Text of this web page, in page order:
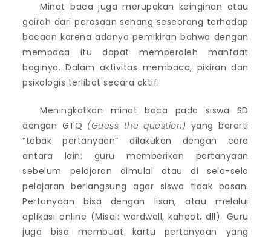
Minat baca juga merupakan keinginan atau
gairah dari perasaan senang seseorang terhadap
bacaan karena adanya pemikiran bahwa dengan
membaca itu dapat memperoleh manfaat
baginya. Dalam aktivitas membaca, pikiran dan
psikologis terlibat secara aktif.
Meningkatkan minat baca pada siswa SD
dengan GTQ (Guess the question) yang berarti
“tebak pertanyaan” dilakukan dengan cara
antara lain: guru memberikan pertanyaan
sebelum pelajaran dimulai atau di sela-sela
pelajaran berlangsung agar siswa tidak bosan.
Pertanyaan bisa dengan lisan, atau melalui
aplikasi online (Misal: wordwall, kahoot, dll). Guru
juga bisa membuat kartu pertanyaan yang